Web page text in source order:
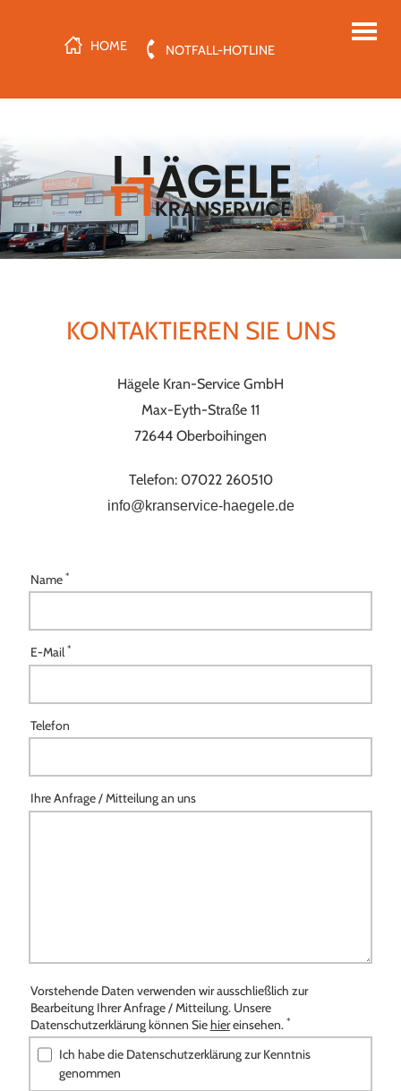
HOME NOTFALL-HOTLINE
KONTAKTIEREN SIE UNS
Hägele Kran-Service GmbH
Max-Eyth-Straße 11
72644 Oberboihingen
Telefon: 07022 260510
info@kranservice-haegele.de
Name *
E-Mail*
Telefon
Ihre Anfrage / Mitteilung an uns
Vorstehende Daten verwenden wir ausschließlich zur
Bearbeitung Ihrer Anfrage / Mitteilung. Unsere
Datenschutzerklärung können Siehiereinsehen. *
Ich habe die Datenschutzerklärung zur Kenntnis
genommen